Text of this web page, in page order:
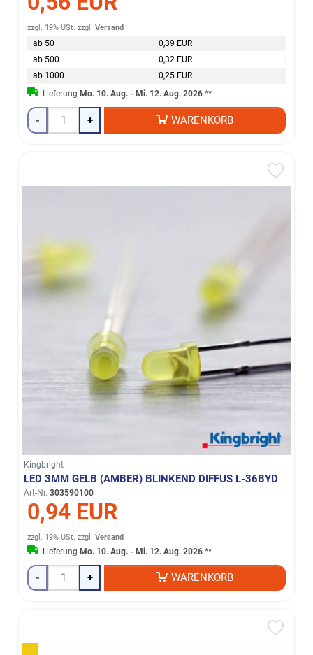
zzgl. 19% USt. zzgl.Versand
ab 50
0,39 EUR
ab 500
0,32 EUR
ab 1000
0,25 EUR
Lieferung Mo. 10. Aug. - Mi. 12. Aug. 2026 **
- + WARENKORB
Kingbright
LED 3MM GELB (AMBER) BLINKEND DIFFUS L-36BYD
Art-Nr. 303590100
0,94 EUR
zzgl. 19% USt. zzgl.Versand
LieferungMo. 10. Aug. - Mi. 12. Aug. 2026 **
- + WARENKORB